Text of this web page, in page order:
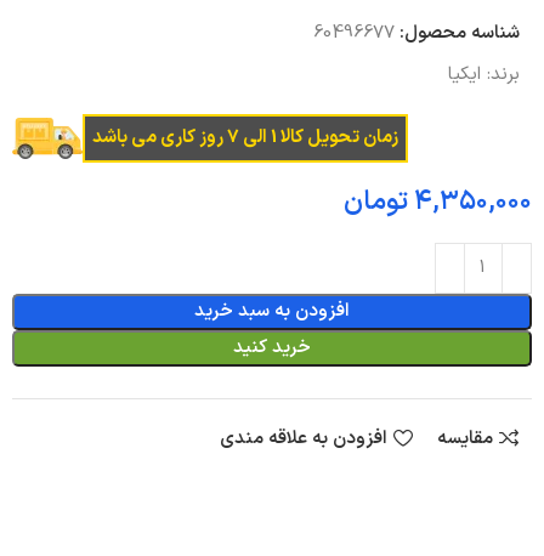
شناسه محصول:60496677
برند: ایکیا
زمان تحویل کالا 1 الی 7 روز کاری می باشد
تومان
افزودن به سبد خرید
خرید کنید
مقایسه افزودن به علاقه مندی